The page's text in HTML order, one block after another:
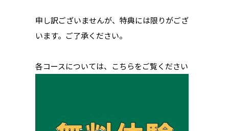
申し訳ございませんが、特典には限りがござ
います。ご了承ください。
各コースについては、こちらをご覧ください